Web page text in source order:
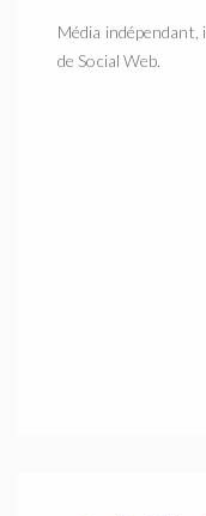
Média indépendant,
de Social Web.